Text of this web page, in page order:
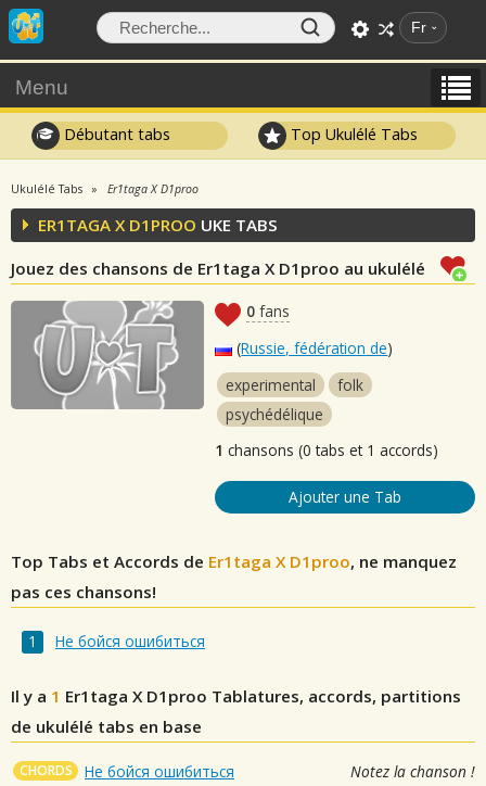
Fr
Menu
Débutant tabs Top Ukulélé Tabs
Ukulélé Tabs Er1taga X D1proo
ER1TAGA X D1PROO UKE TABS
Jouez des chansons de Er1taga X D1proo au ukulélé
0 fans
(Russie, fédération de)
experimental
folk
psychédélique
1 chansons (0 tabs et 1 accords)
Ajouter une Tab
Top Tabs et Accords de Er1taga X D1proo, ne manquez
pas ces chansons!
Не бойся ошибиться
Il y a 1 Er1taga X D1proo Tablatures, accords, partitions
de ukulélé tabs en base
CHORDS Не бойся ошибиться Notez la chanson !